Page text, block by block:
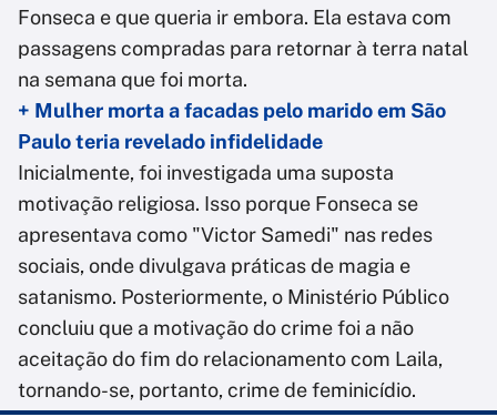
Fonseca e que queria ir embora. Ela estava com
passagens compradas para retornar à terra natal
na semana que foi morta.
+ Mulher morta a facadas pelo marido em São
Paulo teria revelado infidelidade
Inicialmente, foi investigada uma suposta
motivação religiosa. Isso porque Fonseca se
apresentava como "Victor Samedi" nas redes
sociais, onde divulgava práticas de magia e
satanismo. Posteriormente, o Ministério Público
concluiu que a motivação do crime foi a não
aceitação do fim do relacionamento com Laila,
tornando-se, portanto, crime de feminicídio.